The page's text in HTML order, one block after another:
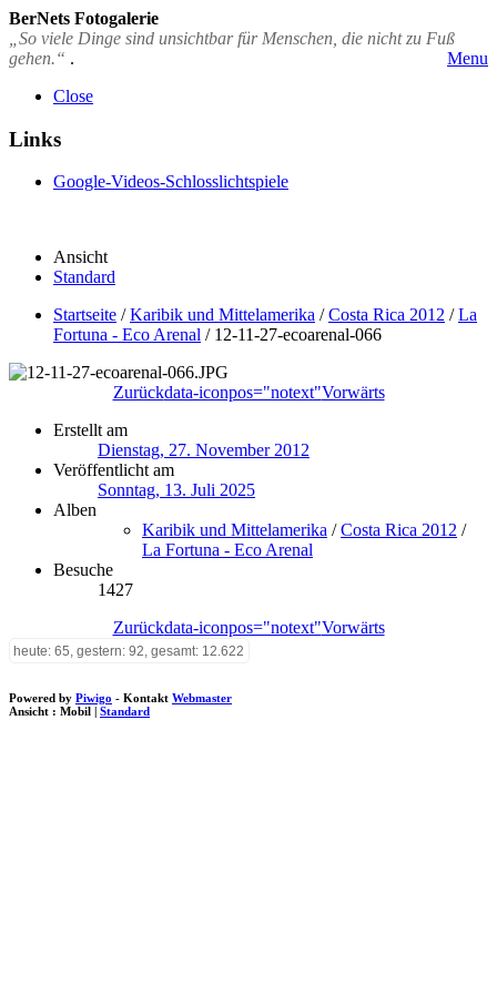
BerNets Fotogalerie
„So viele Dinge sind unsichtbar für Menschen, die nicht zu Fuß
gehen.“ .
Menu
Close
Links
Google-Videos-Schlosslichtspiele
Ansicht
Standard
Startseite /Karibik und Mittelamerika /Costa Rica 2012 /La
Fortuna - Eco Arenal / 12-11-27-ecoarenal-066
Zurückdata-iconpos="notext"Vorwärts
Erstellt am
Dienstag, 27. November 2012
Veröffentlicht am
Sonntag, 13. Juli 2025
Alben
Karibik und Mittelamerika /Costa Rica 2012 /
La Fortuna - Eco Arenal
Besuche
1427
Zurückdata-iconpos="notext"Vorwärts
heute: 65, gestern: 92, gesamt: 12.622
Powered by Piwigo - Kontakt Webmaster
Ansicht : Mobil | Standard